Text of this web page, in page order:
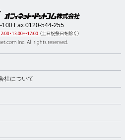
100Fax:0120-544-255
社について